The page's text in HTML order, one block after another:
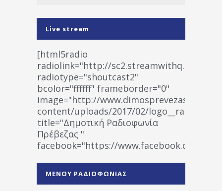
Live stream
[html5radio
radiolink="http://
radiotype="shoutcast2"
bcolor="ffffff" frameborder="0"
image="http://www.dimosprevezas.gr/wp-
content/uploads/2017/02/
title="Δημοτική Ραδιοφωνία
Πρέβεζας "
facebook="https://www.facebook.com/
1531194763766854/" artist="" ]
ΜΕΝΟΥ ΡΑΔΙΟΦΩΝΙΑΣ